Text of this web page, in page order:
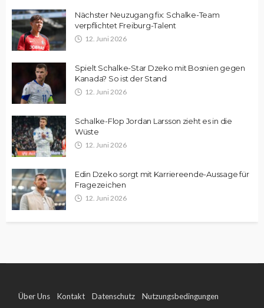
Nächster Neuzugang fix: Schalke-Team
verpflichtet Freiburg-Talent
12. Juni 2026
Spielt Schalke-Star Dzeko mit Bosnien gegen
Kanada? So ist der Stand
12. Juni 2026
Schalke-Flop Jordan Larsson zieht es in die
Wüste
12. Juni 2026
Edin Dzeko sorgt mit Karriereende-Aussage für
Fragezeichen
12. Juni 2026
Über Uns Kontakt Datenschutz Nutzungsbedingungen